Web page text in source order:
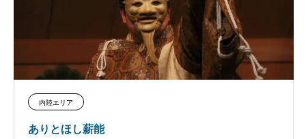
内陸エリア
ありとほし薪能